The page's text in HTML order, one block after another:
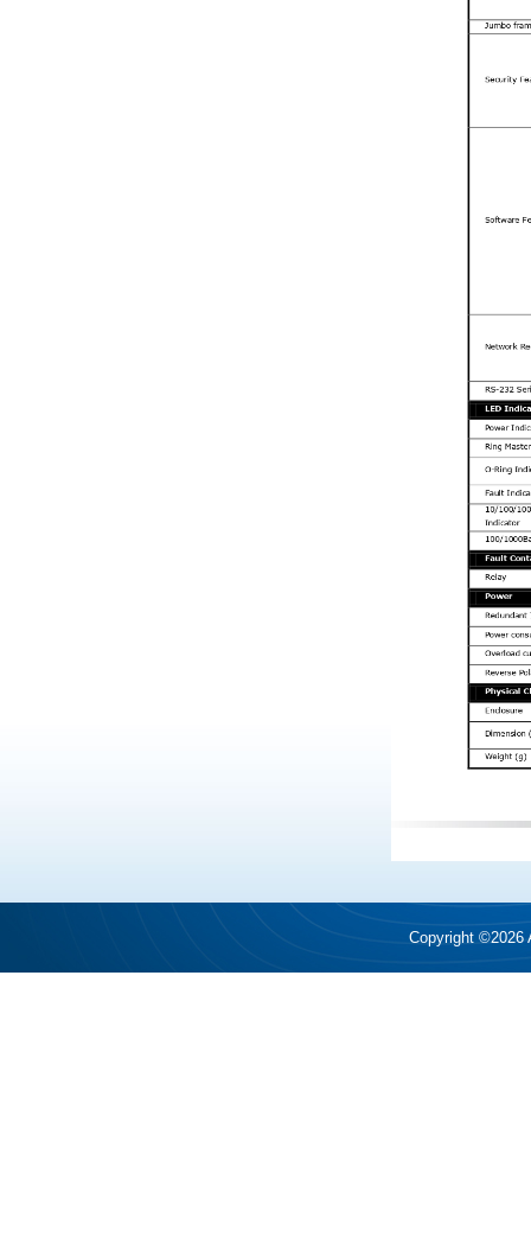
Copyright ©2026